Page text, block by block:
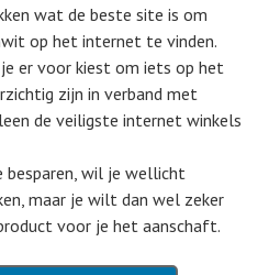
wat de beste site is om
op het internet te vinden.
er voor kiest om iets op het
zijn in verband met
de veiligste internet winkels
besparen, wil je wellicht
maar je wilt dan wel zeker
voor je het aanschaft.